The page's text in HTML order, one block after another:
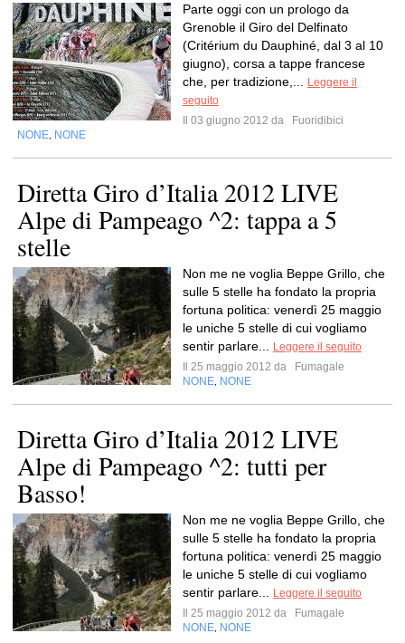
Parte oggi con un prologo da
Grenoble il Giro del Delfinato
(Critérium du Dauphiné, dal 3 al 10
giugno), corsa a tappe francese
che, per tradizione,...
Leggere il
seguito
Il 03 giugno 2012 da
Fuoridibici
NONE NONE
Diretta Giro d’Italia 2012 LIVE
Alpe di Pampeago ^2: tappa a 5
stelle
Non me ne voglia Beppe Grillo, che
sulle 5 stelle ha fondato la propria
fortuna politica: venerdì 25 maggio
le uniche 5 stelle di cui vogliamo
sentir parlare...
Leggere il seguito
Il 25 maggio 2012 da
Fumagale
NONE NONE
Diretta Giro d’Italia 2012 LIVE
Alpe di Pampeago ^2: tutti per
Basso!
Non me ne voglia Beppe Grillo, che
sulle 5 stelle ha fondato la propria
fortuna politica: venerdì 25 maggio
le uniche 5 stelle di cui vogliamo
sentir parlare...
Leggere il seguito
Il 25 maggio 2012 da
Fumagale
NONE NONE